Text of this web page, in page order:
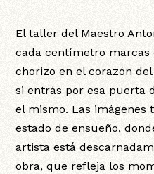
El taller del Maestro
cada centímetro marcas
chorizo en el corazón
si entrás por esa puerta
el mismo. Las imágenes
estado de ensueño,
artista está
obra, que refleja los